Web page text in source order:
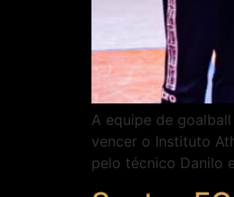
A equipe de
vencer o Instituto
pelo técnico Danilo